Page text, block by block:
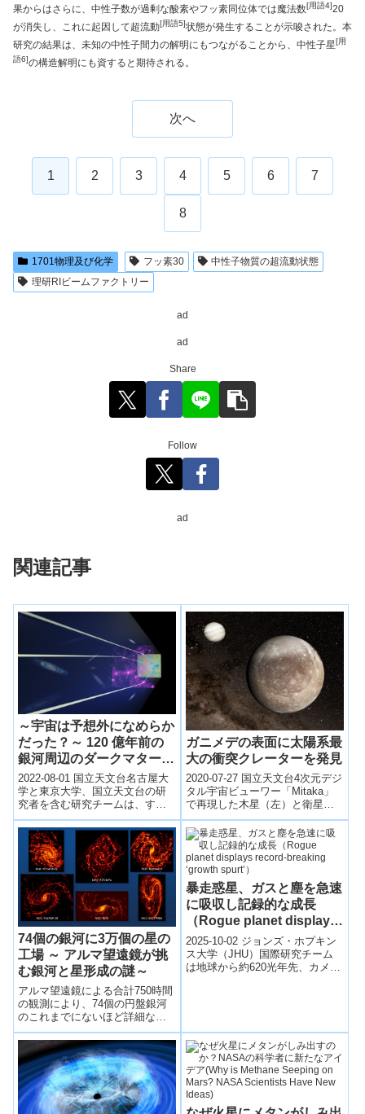
果からはさらに、中性子数が過剰な酸素やフッ素同位体では魔法数[用語4]20
が消失し、これに起因して超流動[用語5]状態が発生することが示唆された。本
研究の結果は、未知の中性子間力の解明にもつながることから、中性子星[用
語6]の構造解明にも資すると期待される。
次へ
1 2 3 4 5 6 7
8
1701物理及び化学 フッ素30
中性子物質の超流動状態
理研RIビームファクトリー
ad
ad
Share
Follow
ad
関連記事
～宇宙は予想外になめらか
だった？～ 120 億年前の
銀河周辺のダークマターの
存在を初検出
2022-08-01 国立天文台名古屋大
学と東京大学、国立天文台の研
究者を含む研究チームは、すば
る望遠鏡の超広視野主焦点カメ
ラを用いた大規模探査と宇宙マ
イクロ波...
ガニメデの表面に太陽系最
大の衝突クレーターを発見
2020-07-27 国立天文台4次元デジ
タル宇宙ビューワー「Mitaka」
で再現した木星（左）と衛星ガ
ニメデ（右）。ガニメデ表面の
暗い色の領域には、平行に走
る...
74個の銀河に3万個の星の
工場 ～ アルマ望遠鏡が挑
む銀河と星形成の謎～
アルマ望遠鏡による合計750時間
の観測により、74個の円盤銀河
のこれまでにないほど詳細な電
波画像が撮影された。その中に
は、3万個の「星の工場」、つま
り星の材料となるガスの集合体
が写し出されていた。
暴走惑星、ガスと塵を急速
に吸収し記録的な成長
（Rogue planet displays
record-breaking ‘growth
spurt’）
2025-10-02 ジョンズ・ホプキン
ス大学（JHU）国際研究チーム
は地球から約620光年先、カメレ